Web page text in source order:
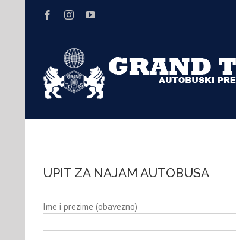
FacebookInstagramYoutube
UPIT ZA NAJAM AUTOBUSA
Ime i prezime (obavezno)